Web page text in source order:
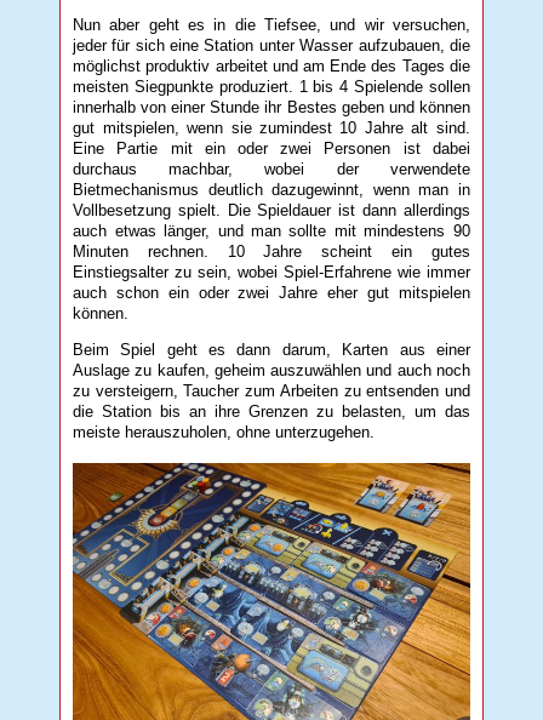
Nun aber geht es in die Tiefsee, und wir versuchen,
jeder für sich eine Station unter Wasser aufzubauen, die
möglichst produktiv arbeitet und am Ende des Tages die
meisten Siegpunkte produziert. 1 bis 4 Spielende sollen
innerhalb von einer Stunde ihr Bestes geben und können
gut mitspielen, wenn sie zumindest 10 Jahre alt sind.
Eine Partie mit ein oder zwei Personen ist dabei
durchaus machbar, wobei der verwendete
Bietmechanismus deutlich dazugewinnt, wenn man in
Vollbesetzung spielt. Die Spieldauer ist dann allerdings
auch etwas länger, und man sollte mit mindestens 90
Minuten rechnen. 10 Jahre scheint ein gutes
Einstiegsalter zu sein, wobei Spiel-Erfahrene wie immer
auch schon ein oder zwei Jahre eher gut mitspielen
können.
Beim Spiel geht es dann darum, Karten aus einer
Auslage zu kaufen, geheim auszuwählen und auch noch
zu versteigern, Taucher zum Arbeiten zu entsenden und
die Station bis an ihre Grenzen zu belasten, um das
meiste herauszuholen, ohne unterzugehen.